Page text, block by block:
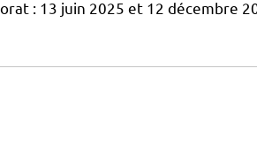
: 13 juin 2025 et 12 décembre